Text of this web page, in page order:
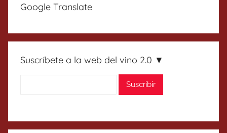
Google Translate
Suscríbete a la web del vino 2.0 ▼